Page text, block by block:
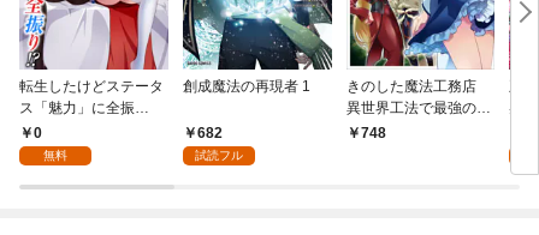
転生したけどステータ
ス「魅力」に全振
り！？(1)
0
無料
創成魔法の再現者 1
682
試読フル
きのした魔法工務店
異世界工法で最強の家
づくりを（コミック）
748
兆
る